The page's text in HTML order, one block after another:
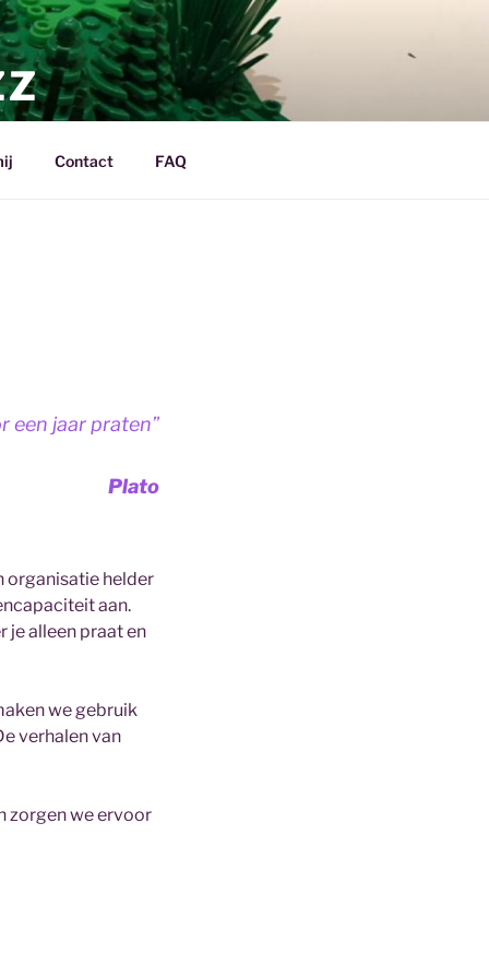
Contact FAQ
een jaar praten”
Plato
organisatie helder
aan.
je alleen praat en
we gebruik
verhalen van
zorgen we ervoor